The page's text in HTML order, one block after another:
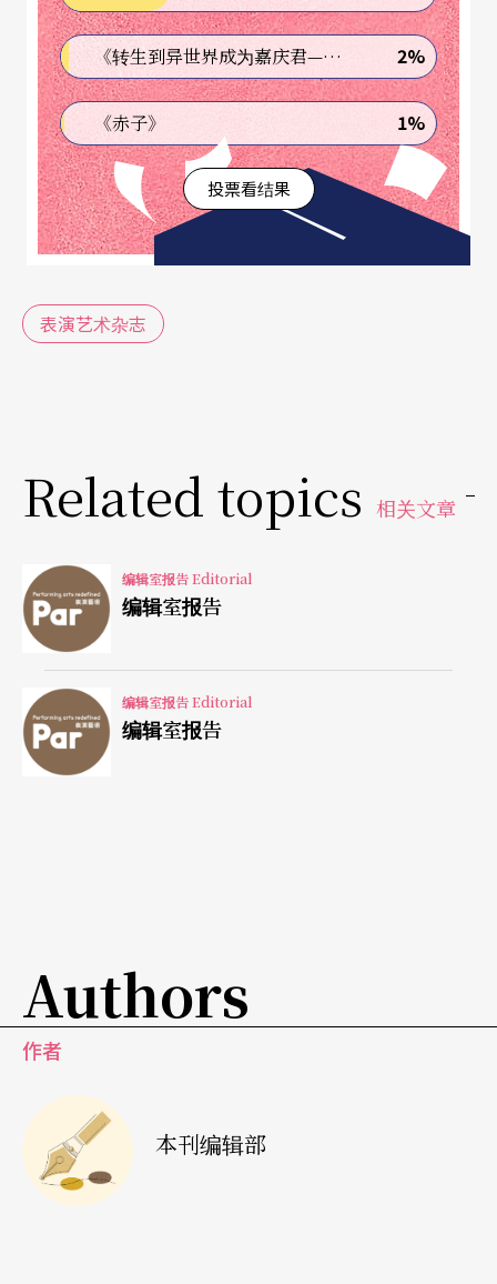
志编辑的品味集合。
除了回顾重大演出，我们也共同复习了两百卅八本
杂志中重要的专题、事件、报导。这个被编辑室暱
称为「开读书会」的会议同样跑了数次马拉松，碍
于篇幅有限，忍痛割爱不少珍贵的专访、有趣的专
题后，我们以「最PAR事件」提点年度重要的专
对谈稿，摘录作为复刻内容。
缺、文化补助与政策检讨、创作者的焦虑、世代交
替的问题、经典重演和定目剧的讨论、艺术教育向
个题目几乎数年就会在杂志里交替出现，编辑们戏
称，这几个题目约略等同于美容杂志的凉夏美白专
题或时尚杂志的OL穿搭术，但戏谑之下，更深的慨
叹却是：怎么廿年间，这些问题从未消失？
其中较有趣的可能是世代焦虑。相关专题首次出现
为期数年、从四年级到六年级的「世代思辨」。
要在短暂的工作时间内汲取消化廿年，固非易事，
之后，伴随而来的可能是叩问，也可能对当下生出
一种清明，无论是什么，都足以成为继续前行的动
力。诚挚邀请各位读者与我们纸上走一遭《表演艺
《转生到异世界成为嘉庆君—发现我的祖先是诈骗集团!?》 2%
《赤子》 1%
投票看结果
表演艺术杂志
Related topics 相关文章
编辑室报告 Editorial
编辑室报告
编辑室报告 Editorial
编辑室报告
Authors
作者
本刊编辑部